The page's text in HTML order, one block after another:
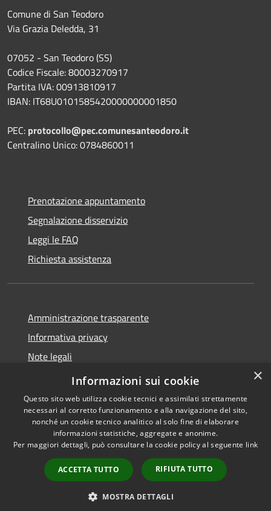
Comune di San Teodoro
Via Grazia Deledda, 31
07052 - San Teodoro (SS)
Codice Fiscale: 80003270917
Partita IVA: 00913810917
IBAN: IT68U0101585420000000001850
PEC: protocollo@pec.comunesanteodoro.it
Centralino Unico: 0784860011
Prenotazione appuntamento
Segnalazione disservizio
Leggi le FAQ
Richiesta assistenza
Amministrazione trasparente
Informativa privacy
Note legali
Dichiarazione di accessibilità
Accessibilità
Copyright © 2026 • Comune di
San Teodoro • Powered by
Municipium•
Accesso
redazione
×
Informazioni sui cookie
Questo sito web utilizza cookie tecnici e assimilati strettamente
necessari al corretto funzionamento e alla navigazione del sito,
nonché un cookie tecnico analitico al solo fine di elaborare
informazioni statistiche, aggregate e anonime.
Per maggiori dettagli, può consultare la cookie policy al seguente link
ACCETTA TUTTO RIFIUTA TUTTO
MOSTRA DETTAGLI